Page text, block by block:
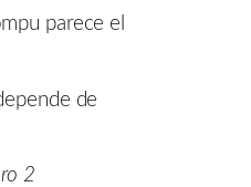
parece el
de
2